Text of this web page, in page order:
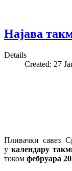
Најава
Details
Created: 27
Пливачки савез
у календару
током фебруара